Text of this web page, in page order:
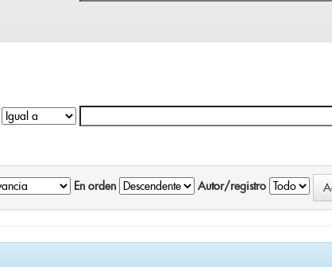
En orden Autor/registro